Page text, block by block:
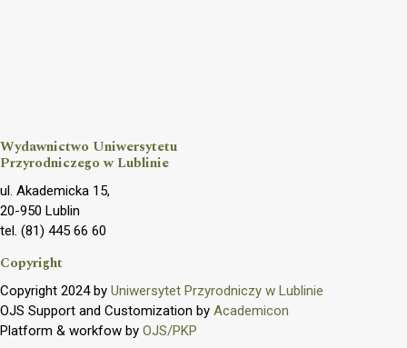
Wydawnictwo Uniwersytetu
Przyrodniczego w Lublinie
ul. Akademicka 15,
20-950 Lublin
tel. (81) 445 66 60
Copyright
Copyright 2024 by Uniwersytet Przyrodniczy w Lublinie
OJS Support and Customization by Academicon
Platform & workfow by OJS/PKP